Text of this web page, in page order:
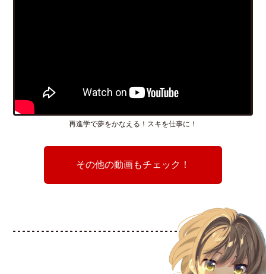
再進学で夢をかなえる！スキを仕事に！
その他の動画もチェック！